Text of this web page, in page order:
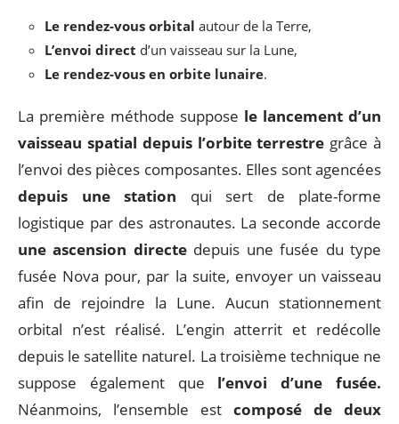
Le rendez-vous orbital autour de la Terre,
L’envoi direct d’un vaisseau sur la Lune,
Le rendez-vous en orbite lunaire.
La première méthode suppose le lancement d’un
vaisseau spatial depuis l’orbite terrestre grâce à
l’envoi des pièces composantes. Elles sont agencées
depuis une station qui sert de plate-forme
logistique par des astronautes. La seconde accorde
une ascension directedepuis une fusée du type
fusée Nova pour, par la suite, envoyer un vaisseau
afin de rejoindre la Lune. Aucun stationnement
orbital n’est réalisé. L’engin atterrit et redécolle
depuis le satellite naturel. La troisième technique ne
suppose également que l’envoi d’une fusée.
Néanmoins, l’ensemble est composé de deux